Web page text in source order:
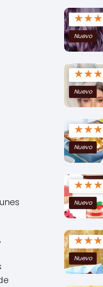
,
★★★
Nuevo
★★★
Nuevo
★★★
Nuevo
★★★
Nuevo
★★★
Nuevo